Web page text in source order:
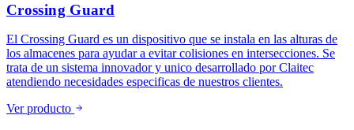
Crossing Guard
El Crossing Guard es un dispositivo que se instala en las alturas de
los almacenes para ayudar a evitar colisiones en intersecciones. Se
trata de un sistema innovador y unico desarrollado por Claitec
atendiendo necesidades especificas de nuestros clientes.
Ver producto